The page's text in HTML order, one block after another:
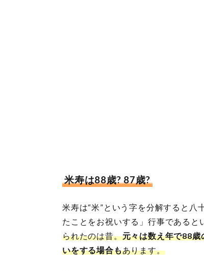
米寿は88歳? 87歳?
米寿は“米”という字を分解すると八
たことをお祝いする」行事である
られたのは昔。元々は数え年で88歳
いをする場合もあります。